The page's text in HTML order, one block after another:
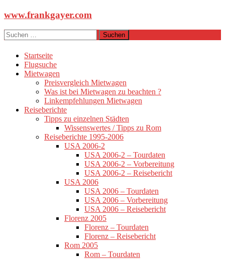
Zum
springen
www.frankgayer.com
Suchen
nach:
Startseite
Flugsuche
Mietwagen
Preisvergleich Mietwagen
Was ist bei Mietwagen zu beachten ?
Linkempfehlungen Mietwagen
Reiseberichte
Tipps zu einzelnen Städten
Wissenswertes / Tipps zu Rom
Reiseberichte 1995-2006
USA 2006-2
USA 2006-2 – Tourdaten
USA 2006-2 – Vorbereitung
USA 2006-2 – Reisebericht
USA 2006
USA 2006 – Tourdaten
USA 2006 – Vorbereitung
USA 2006 – Reisebericht
Florenz 2005
Florenz – Tourdaten
Florenz – Reisebericht
Rom 2005
Rom – Tourdaten